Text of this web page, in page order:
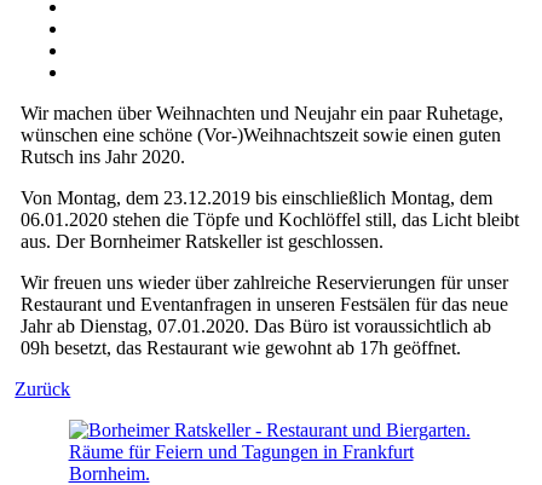
Wir machen über Weihnachten und Neujahr ein paar Ruhetage,
wünschen eine schöne (Vor-)Weihnachtszeit sowie einen guten
Rutsch ins Jahr 2020.
Von Montag, dem 23.12.2019 bis einschließlich Montag, dem
06.01.2020 stehen die Töpfe und Kochlöffel still, das Licht bleibt
aus. Der Bornheimer Ratskeller ist geschlossen.
Wir freuen uns wieder über zahlreiche Reservierungen für unser
Restaurant und Eventanfragen in unseren Festsälen für das neue
Jahr ab Dienstag, 07.01.2020. Das Büro ist voraussichtlich ab
09h besetzt, das Restaurant wie gewohnt ab 17h geöffnet.
Zurück